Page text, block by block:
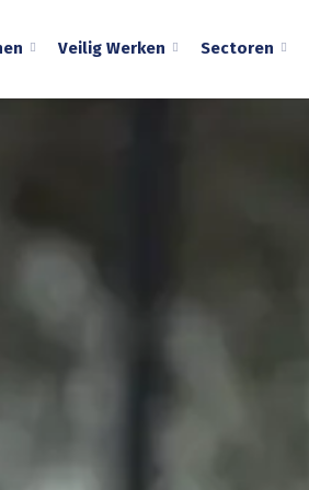
Veilig Werken Sectoren